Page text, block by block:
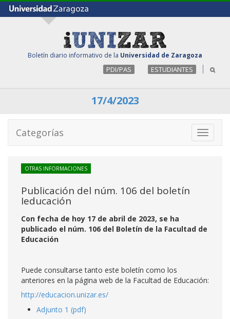
Boletín diario informativo de la Universidad de Zaragoza
PDI/PAS ESTUDIANTES
17/4/2023
Toggle
Categorías
OTRAS INFORMACIONES
Publicación del núm. 106 del boletín
Ieducación
Con fecha de hoy 17 de abril de 2023, se ha
publicado el núm. 106 del Boletín de la Facultad de
Educación
Puede consultarse tanto este boletín como los
anteriores en la página web de la Facultad de Educación:
http://educacion.unizar.es/
Adjunto 1 (pdf)